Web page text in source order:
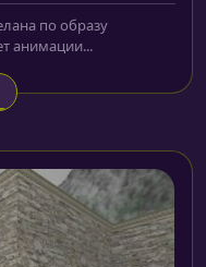
по образу
анимации...